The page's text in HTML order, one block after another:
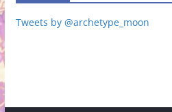
Tweets by @archetype_moon